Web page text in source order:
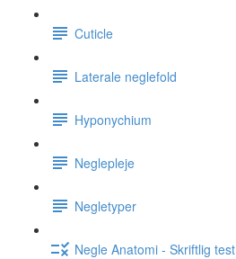
Cuticle
Laterale neglefold
Hyponychium
Neglepleje
Negletyper
Negle Anatomi - Skriftlig test